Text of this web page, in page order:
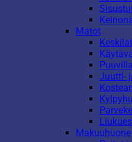
Matot
Juutti-
Makuuhuone